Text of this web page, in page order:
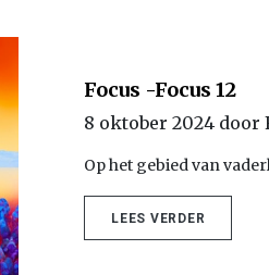
Focus -Focus 12
8 oktober 2024 door
Op het gebied van
LEES VERDER